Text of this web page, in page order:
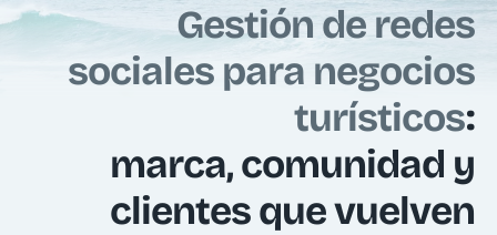
Gestión de redes
sociales para negocios
turísticos:
marca, comunidad y
clientes que vuelven